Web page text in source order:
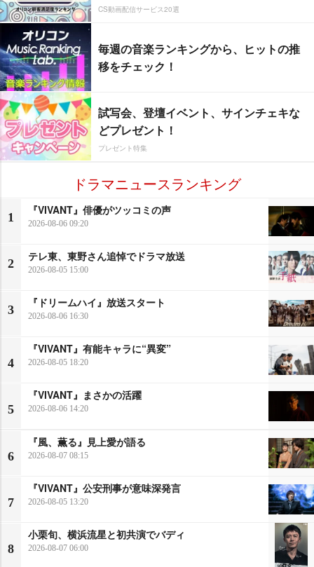
CS動画配信サービス20選
毎週の音楽ランキングから、ヒットの推
移をチェック！
試写会、登壇イベント、サインチェキな
どプレゼント！
プレゼント特集
ドラマニュースランキング
1
『VIVANT』俳優がツッコミの声
2026-08-06 09:20
2
テレ東、東野さん追悼でドラマ放送
2026-08-05 15:00
3
『ドリームハイ』放送スタート
2026-08-06 16:30
4
『VIVANT』有能キャラに“異変”
2026-08-05 18:20
5
『VIVANT』まさかの活躍
2026-08-06 14:20
6
『風、薫る』見上愛が語る
2026-08-07 08:15
7
『VIVANT』公安刑事が意味深発言
2026-08-05 13:20
8
小栗旬、横浜流星と初共演でバディ
2026-08-07 06:00